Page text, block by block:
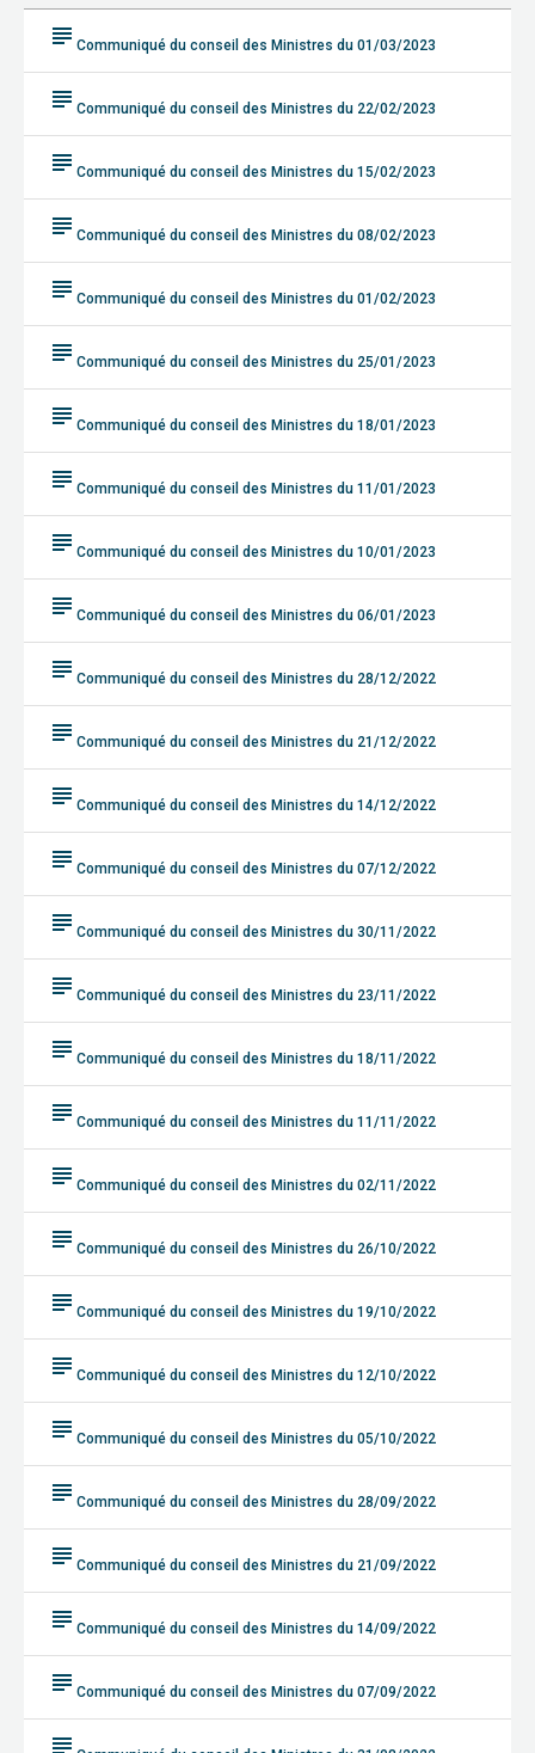
subject Communiqué du conseil des Ministres du 01/03/2023
subject Communiqué du conseil des Ministres du 22/02/2023
subject Communiqué du conseil des Ministres du 15/02/2023
subject Communiqué du conseil des Ministres du 08/02/2023
subject Communiqué du conseil des Ministres du 01/02/2023
subject Communiqué du conseil des Ministres du 25/01/2023
subject Communiqué du conseil des Ministres du 18/01/2023
subject Communiqué du conseil des Ministres du 11/01/2023
subject Communiqué du conseil des Ministres du 10/01/2023
subject Communiqué du conseil des Ministres du 06/01/2023
subject Communiqué du conseil des Ministres du 28/12/2022
subject Communiqué du conseil des Ministres du 21/12/2022
subject Communiqué du conseil des Ministres du 14/12/2022
subject Communiqué du conseil des Ministres du 07/12/2022
subject Communiqué du conseil des Ministres du 30/11/2022
subject Communiqué du conseil des Ministres du 23/11/2022
subject Communiqué du conseil des Ministres du 18/11/2022
subject Communiqué du conseil des Ministres du 11/11/2022
subject Communiqué du conseil des Ministres du 02/11/2022
subject Communiqué du conseil des Ministres du 26/10/2022
subject Communiqué du conseil des Ministres du 19/10/2022
subject Communiqué du conseil des Ministres du 12/10/2022
subject Communiqué du conseil des Ministres du 05/10/2022
subject Communiqué du conseil des Ministres du 28/09/2022
subject Communiqué du conseil des Ministres du 21/09/2022
subject Communiqué du conseil des Ministres du 14/09/2022
subject Communiqué du conseil des Ministres du 07/09/2022
subject